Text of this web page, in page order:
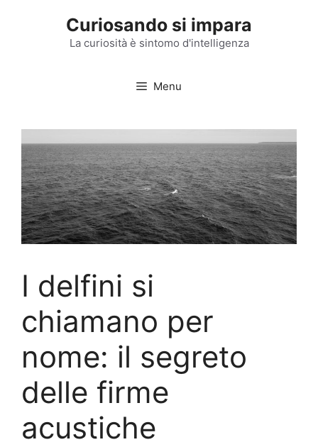
Curiosando si impara
La curiosità è sintomo d'intelligenza
Menu
I delfini si
chiamano per
nome: il segreto
delle firme
acustiche